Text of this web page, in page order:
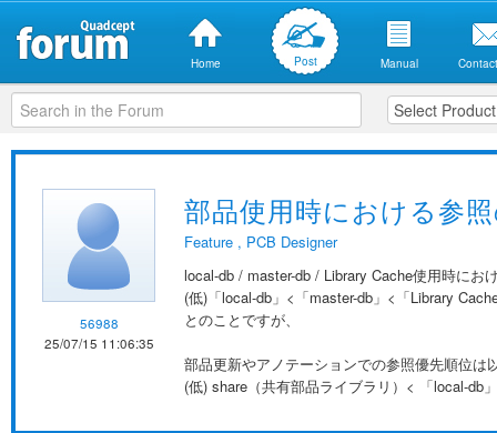
Home Post Manual
56988
25/07/15 11:06:35
部品使用時における参
Feature , PCB Designer
local-db / master-db / Library Cache使用時にお
(低)「local-db」<「master-db」<「Library
とのことですが、
部品更新やアノテーションでの参照優先順位は
(低) share（共有部品ライブラリ）< 「local-db